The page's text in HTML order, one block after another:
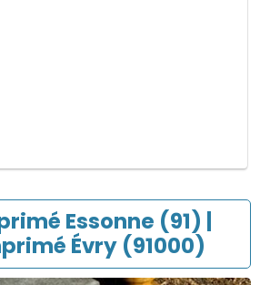
Essonne (91) |
Évry (91000)